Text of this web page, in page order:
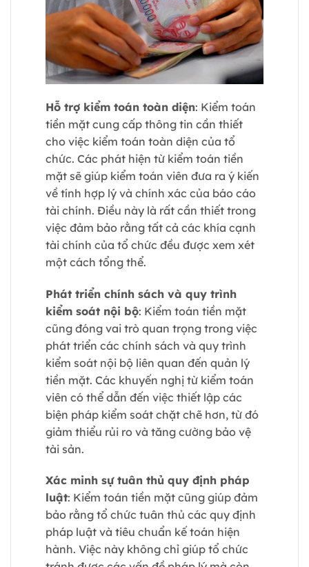
Hỗ trợ kiểm toán toàn diện: Kiểm toán
tiền mặt cung cấp thông tin cần thiết
cho việc kiểm toán toàn diện của tổ
chức. Các phát hiện từ kiểm toán tiền
mặt sẽ giúp kiểm toán viên đưa ra ý kiến
về tính hợp lý và chính xác của báo cáo
tài chính. Điều này là rất cần thiết trong
việc đảm bảo rằng tất cả các khía cạnh
tài chính của tổ chức đều được xem xét
một cách tổng thể.
Phát triển chính sách và quy trình
kiểm soát nội bộ: Kiểm toán tiền mặt
cũng đóng vai trò quan trọng trong việc
phát triển các chính sách và quy trình
kiểm soát nội bộ liên quan đến quản lý
tiền mặt. Các khuyến nghị từ kiểm toán
viên có thể dẫn đến việc thiết lập các
biện pháp kiểm soát chặt chẽ hơn, từ đó
giảm thiểu rủi ro và tăng cường bảo vệ
tài sản.
Xác minh sự tuân thủ quy định pháp
luật: Kiểm toán tiền mặt cũng giúp đảm
bảo rằng tổ chức tuân thủ các quy định
pháp luật và tiêu chuẩn kế toán hiện
hành. Việc này không chỉ giúp tổ chức